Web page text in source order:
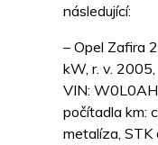
následující:
– Opel Zafira
kW, r. v.
VIN:
počítadla km:
metalíza,